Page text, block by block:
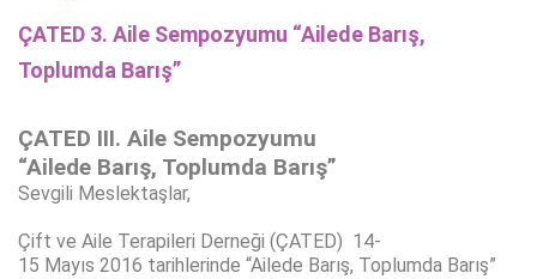
ÇATED 3. Aile Sempozyumu “Ailede Barış,
Toplumda Barış”
ÇATED III. Aile Sempozyumu
“Ailede Barış, Toplumda Barış”
Sevgili Meslektaşlar,
Çift ve Aile Terapileri Derneği (ÇATED) 14-
15 Mayıs 2016 tarihlerinde “Ailede Barış, Toplumda Barış”